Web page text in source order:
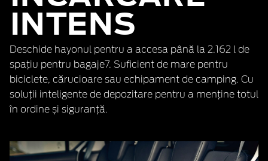
INTENS
Deschide hayonul pentru a accesa până la 2.162 l de
spațiu pentru bagaje7. Suficient de mare pentru
biciclete, cărucioare sau echipament de camping. Cu
soluții inteligente de depozitare pentru a menține totul
în ordine și siguranță.